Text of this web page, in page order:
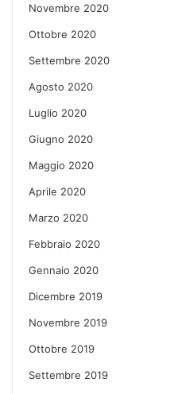
Novembre 2020
Ottobre 2020
Settembre 2020
Agosto 2020
Luglio 2020
Giugno 2020
Maggio 2020
Aprile 2020
Marzo 2020
Febbraio 2020
Gennaio 2020
Dicembre 2019
Novembre 2019
Ottobre 2019
Settembre 2019